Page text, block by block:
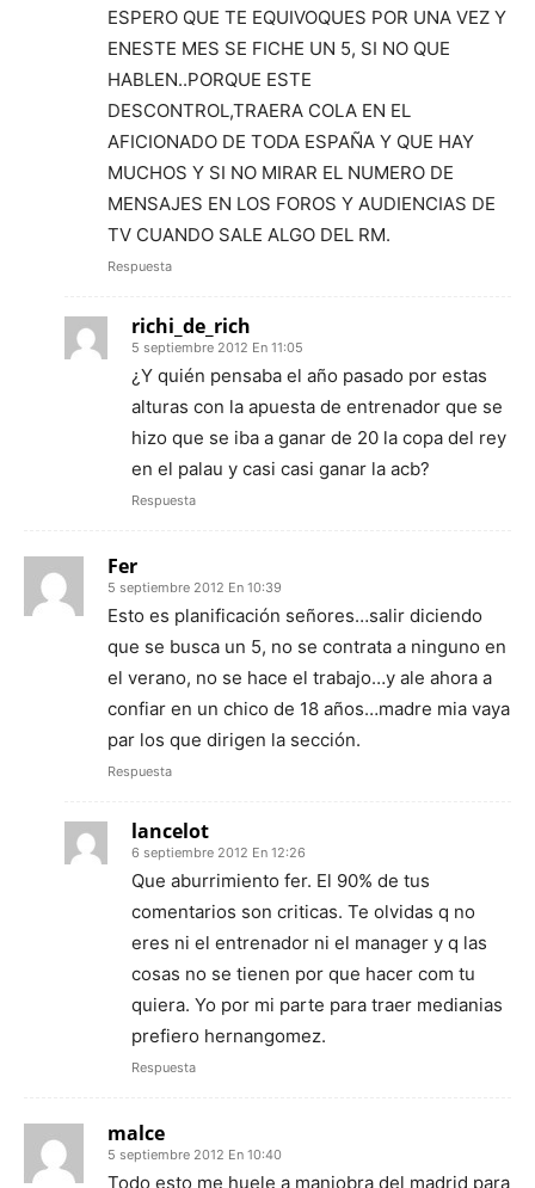
ESPERO QUE TE EQUIVOQUES POR UNA VEZ Y
ENESTE MES SE FICHE UN 5, SI NO QUE
HABLEN..PORQUE ESTE
DESCONTROL,TRAERA COLA EN EL
AFICIONADO DE TODA ESPAÑA Y QUE HAY
MUCHOS Y SI NO MIRAR EL NUMERO DE
MENSAJES EN LOS FOROS Y AUDIENCIAS DE
TV CUANDO SALE ALGO DEL RM.
Respuesta
richi_de_rich
5 septiembre 2012 En 11:05
¿Y quién pensaba el año pasado por estas
alturas con la apuesta de entrenador que se
hizo que se iba a ganar de 20 la copa del rey
en el palau y casi casi ganar la acb?
Respuesta
Fer
5 septiembre 2012 En 10:39
Esto es planificación señores…salir diciendo
que se busca un 5, no se contrata a ninguno en
el verano, no se hace el trabajo…y ale ahora a
confiar en un chico de 18 años…madre mia vaya
par los que dirigen la sección.
Respuesta
lancelot
6 septiembre 2012 En 12:26
Que aburrimiento fer. El 90% de tus
comentarios son criticas. Te olvidas q no
eres ni el entrenador ni el manager y q las
cosas no se tienen por que hacer com tu
quiera. Yo por mi parte para traer medianias
prefiero hernangomez.
Respuesta
malce
5 septiembre 2012 En 10:40
Todo esto me huele a maniobra del madrid para